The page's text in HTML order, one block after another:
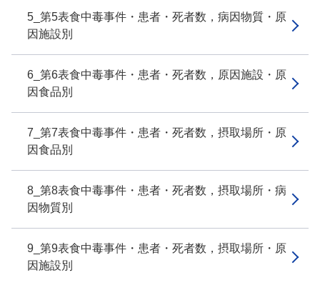
5_第5表食中毒事件・患者・死者数，病因物質・原
因施設別
6_第6表食中毒事件・患者・死者数，原因施設・原
因食品別
7_第7表食中毒事件・患者・死者数，摂取場所・原
因食品別
8_第8表食中毒事件・患者・死者数，摂取場所・病
因物質別
9_第9表食中毒事件・患者・死者数，摂取場所・原
因施設別